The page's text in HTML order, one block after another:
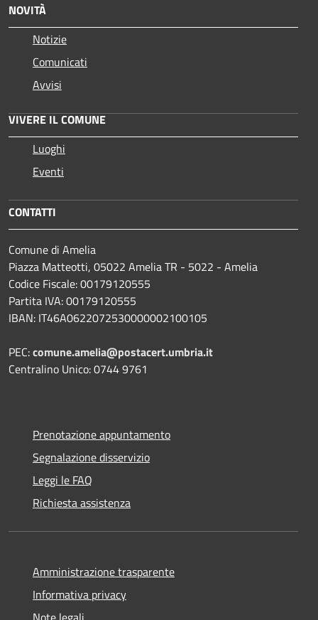
NOVITÀ
Notizie
Comunicati
Avvisi
VIVERE IL COMUNE
Luoghi
Eventi
CONTATTI
Comune di Amelia
Piazza Matteotti, 05022 Amelia TR - 5022 - Amelia
Codice Fiscale: 00179120555
Partita IVA: 00179120555
IBAN: IT46A0622072530000002100105
PEC:comune.amelia@postacert.umbria.it
Centralino Unico: 0744 9761
Prenotazione appuntamento
Segnalazione disservizio
Leggi le FAQ
Richiesta assistenza
Amministrazione trasparente
Informativa privacy